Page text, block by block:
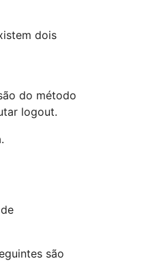
dois
do método
logout.
são